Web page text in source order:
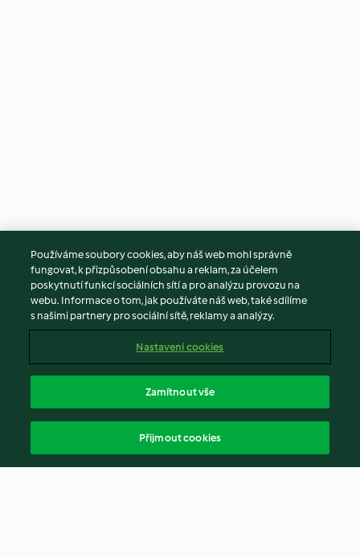
Používáme soubory cookies, aby náš web mohl správně
fungovat, k přizpůsobení obsahu a reklam, za účelem
poskytnutí funkcí sociálních sítí a pro analýzu provozu na
webu. Informace o tom, jak používáte náš web, také sdílíme
s našimi partnery pro sociální sítě, reklamy a analýzy.
Nastavení cookies
Zamítnout vše
Přijmout cookies